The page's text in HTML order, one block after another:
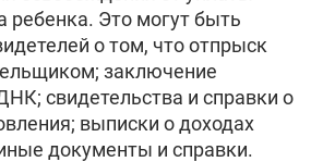
ребенка. Это могут быть
о том, что отпрыск
заключение
свидетельства и справки о
выписки о доходах
документы и справки.